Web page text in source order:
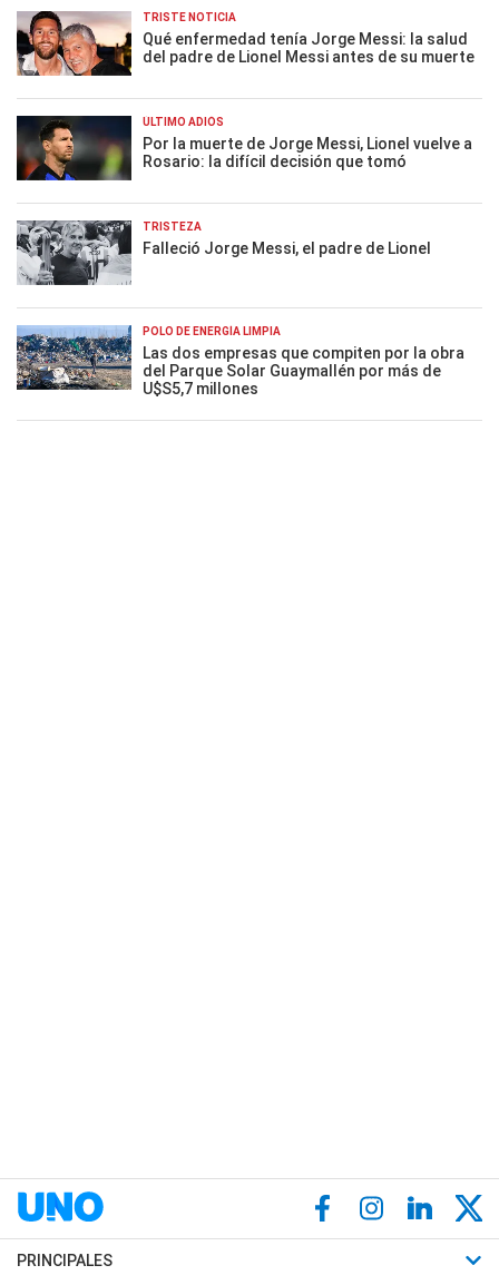
TRISTE NOTICIA
Qué enfermedad tenía Jorge Messi: la salud
del padre de Lionel Messi antes de su muerte
ÚLTIMO ADIÓS
Por la muerte de Jorge Messi, Lionel vuelve a
Rosario: la difícil decisión que tomó
TRISTEZA
Falleció Jorge Messi, el padre de Lionel
POLO DE ENERGÍA LIMPIA
Las dos empresas que compiten por la obra
del Parque Solar Guaymallén por más de
U$S5,7 millones
PRINCIPALES